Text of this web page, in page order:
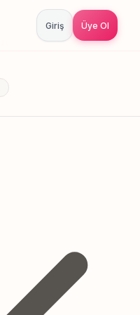
Giriş Üye Ol